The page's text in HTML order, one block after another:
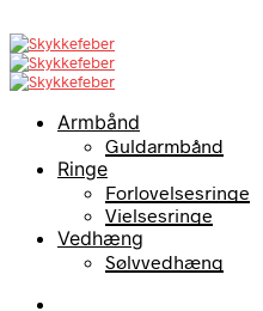
Armbånd
Guldarmbånd
Ringe
Forlovelsesringe
Vielsesringe
Vedhæng
Sølvvedhæng